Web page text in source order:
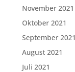
November 2021
Oktober 2021
September 2021
August 2021
Juli 2021